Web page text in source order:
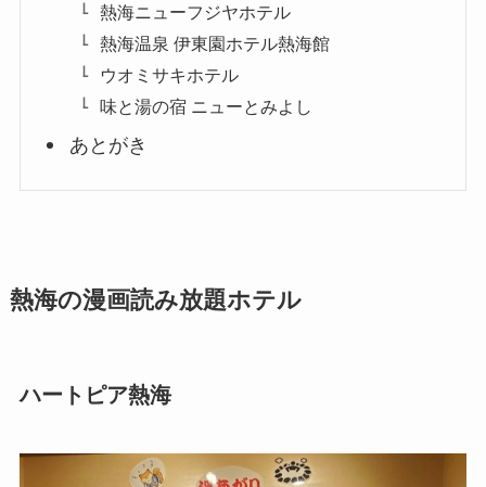
熱海ニューフジヤホテル
熱海温泉 伊東園ホテル熱海館
ウオミサキホテル
味と湯の宿 ニューとみよし
あとがき
熱海の漫画読み放題ホテル
ハートピア熱海